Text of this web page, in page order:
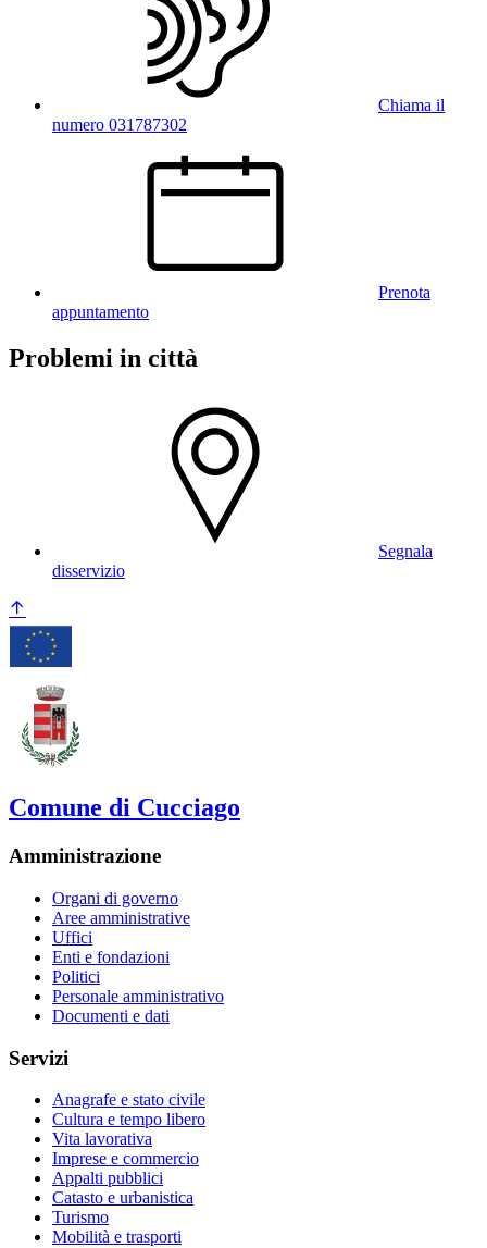
Chiama il
numero 031787302
Prenota
appuntamento
Problemi in città
Segnala
disservizio
Comune di Cucciago
Amministrazione
Organi di governo
Aree amministrative
Uffici
Enti e fondazioni
Politici
Personale amministrativo
Documenti e dati
Servizi
Anagrafe e stato civile
Cultura e tempo libero
Vita lavorativa
Imprese e commercio
Appalti pubblici
Catasto e urbanistica
Turismo
Mobilità e trasporti